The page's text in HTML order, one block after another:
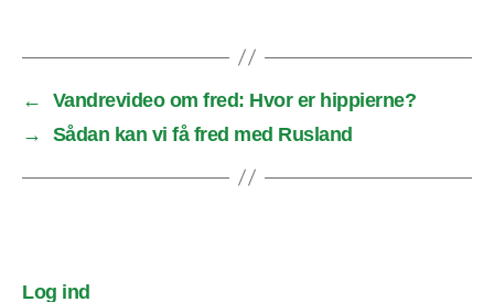
←
Vandrevideo om fred: Hvor er hippierne?
→
Sådan kan vi få fred med Rusland
Log ind